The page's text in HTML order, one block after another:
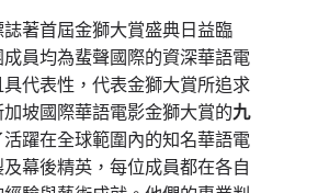
著首屆金獅大賞盛典日益臨
員均為蜚聲國際的資深華語電
代表性，代表金獅大賞所追求
坡國際華語電影金獅大賞的九
活躍在全球範圍內的知名華語電
幕後精英，每位成員都在各自